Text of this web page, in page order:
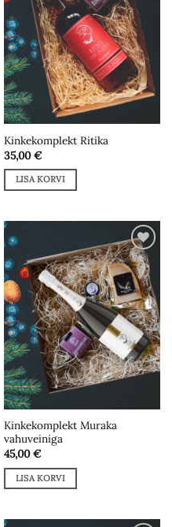
Kinkekomplekt Ritika
35,00€
LISA KORVI
Add to
wishlist
Kinkekomplekt Muraka
vahuveiniga
45,00€
LISA KORVI